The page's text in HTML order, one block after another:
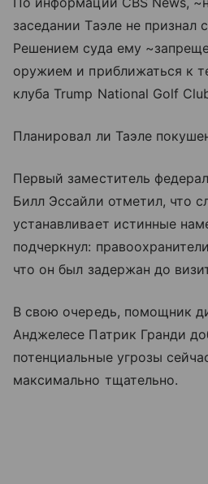
заседании Таэле не признал
Решением суда ему
оружием и приближаться к
клуба Trump National Golf
Планировал ли Таэле
Первый заместитель
Билл Эссайли отметил, что
устанавливает истинные
подчеркнул:
что он был задержан до
В свою очередь, помощник
Анджелесе Патрик Гранди
потенциальные угрозы
максимально тщательно.